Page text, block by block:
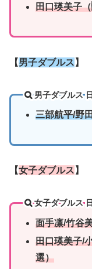
田口瑛美子
【男子ダブルス 】
男子ダブルス
三部航平/野
【女子ダブルス 】
女子ダブルス
面手凛/竹谷
田口瑛美子/
選）